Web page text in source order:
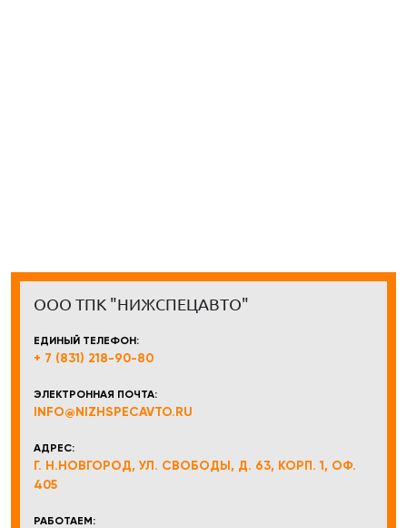
ООО ТПК "НИЖСПЕЦАВТО"
ЕДИНЫЙ ТЕЛЕФОН:
+ 7 (831) 218-90-80
ЭЛЕКТРОННАЯ ПОЧТА:
INFO@NIZHSPECAVTO.RU
АДРЕС:
Г. Н.НОВГОРОД, УЛ. СВОБОДЫ, Д. 63, КОРП. 1, ОФ.
405
РАБОТАЕМ: